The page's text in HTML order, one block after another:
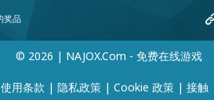
© 2026 | NAJOX.com - 免费在线游戏
使用条款 | 隐私政策 | Cookie 政策 | 接触